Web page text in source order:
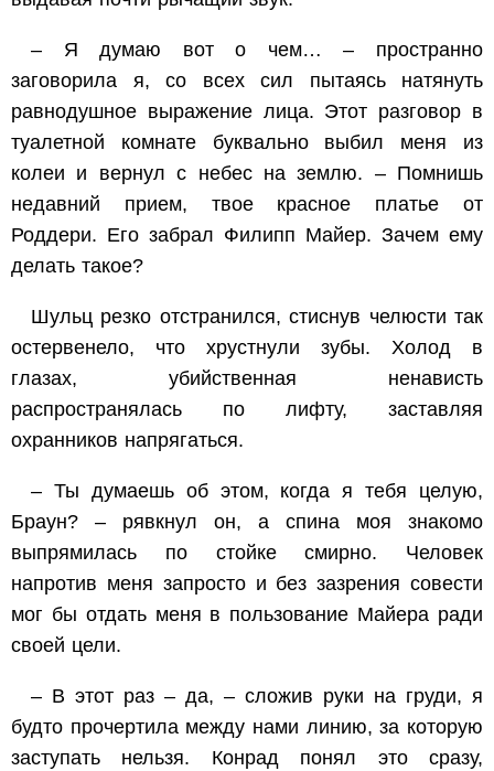
– Я думаю вот о чем… – пространно
заговорила я, со всех сил пытаясь натянуть
равнодушное выражение лица. Этот разговор в
туалетной комнате буквально выбил меня из
колеи и вернул с небес на землю. – Помнишь
недавний прием, твое красное платье от
Роддери. Его забрал Филипп Майер. Зачем ему
делать такое?
Шульц резко отстранился, стиснув челюсти так
остервенело, что хрустнули зубы. Холод в
глазах, убийственная ненависть
распространялась по лифту, заставляя
охранников напрягаться.
– Ты думаешь об этом, когда я тебя целую,
Браун? – рявкнул он, а спина моя знакомо
выпрямилась по стойке смирно. Человек
напротив меня запросто и без зазрения совести
мог бы отдать меня в пользование Майера ради
своей цели.
– В этот раз – да, – сложив руки на груди, я
будто прочертила между нами линию, за которую
заступать нельзя. Конрад понял это сразу,